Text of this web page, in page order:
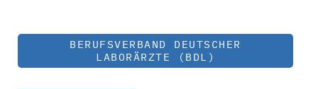
BERUFSVERBAND DEUTSCHER
LABORÄRZTE (BDL)